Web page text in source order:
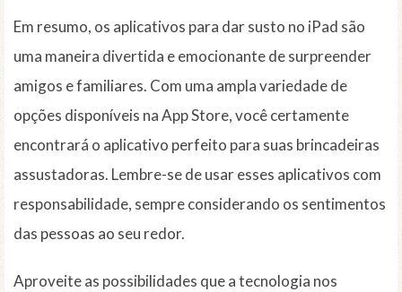
Em resumo, os aplicativos para dar susto no iPad são
uma maneira divertida e emocionante de surpreender
amigos e familiares. Com uma ampla variedade de
opções disponíveis na App Store, você certamente
encontrará o aplicativo perfeito para suas brincadeiras
assustadoras. Lembre-se de usar esses aplicativos com
responsabilidade, sempre considerando os sentimentos
das pessoas ao seu redor.
Aproveite as possibilidades que a tecnologia nos